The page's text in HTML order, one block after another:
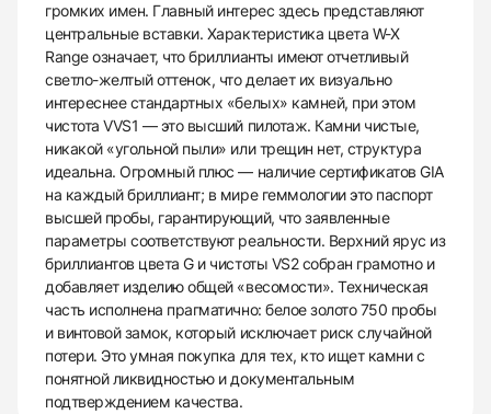
громких имен. Главный интерес здесь представляют
центральные вставки. Характеристика цвета W-X
Range означает, что бриллианты имеют отчетливый
светло-желтый оттенок, что делает их визуально
интереснее стандартных «белых» камней, при этом
чистота VVS1 — это высший пилотаж. Камни чистые,
никакой «угольной пыли» или трещин нет, структура
идеальна. Огромный плюс — наличие сертификатов GIA
на каждый бриллиант; в мире геммологии это паспорт
высшей пробы, гарантирующий, что заявленные
параметры соответствуют реальности. Верхний ярус из
бриллиантов цвета G и чистоты VS2 собран грамотно и
добавляет изделию общей «весомости». Техническая
часть исполнена прагматично: белое золото 750 пробы
и винтовой замок, который исключает риск случайной
потери. Это умная покупка для тех, кто ищет камни с
понятной ликвидностью и документальным
подтверждением качества.